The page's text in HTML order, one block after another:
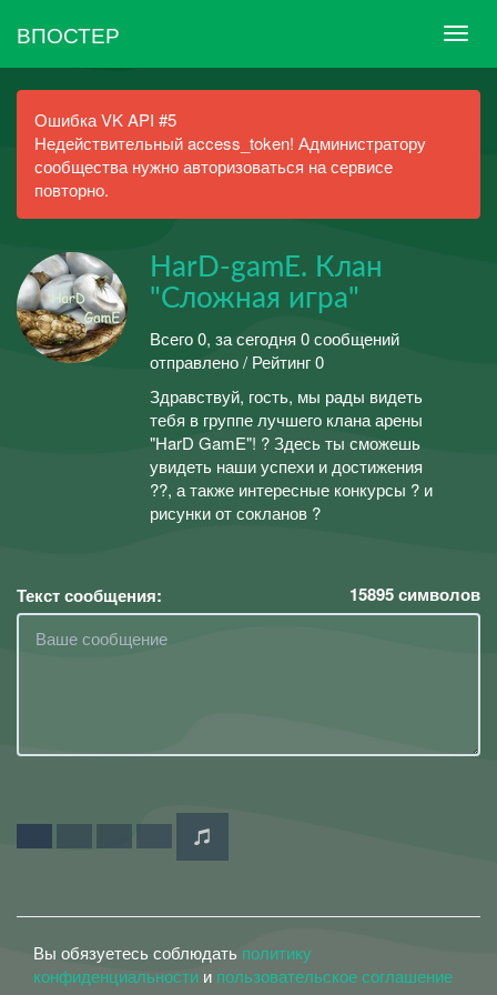
ВПОСТЕР
Ошибка VK API #5
Недействительный access_token! Администратору
сообщества нужно авторизоваться на сервисе
повторно.
HarD-gamE. Клан
"Сложная игра"
Всего 0, за сегодня 0 сообщений
отправлено / Рейтинг 0
Здравствуй, гость, мы рады видеть
тебя в группе лучшего клана арены
"HarD GamE"! ? Здесь ты сможешь
увидеть наши успехи и достижения
??, а также интересные конкурсы ? и
рисунки от сокланов ?
Текст сообщения: 15895символов
Вы обязуетесь соблюдать политику
конфиденциальности и пользовательское соглашение